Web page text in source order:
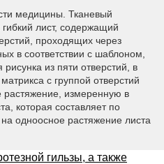
медицины. Тканевый
лист, содержащий
проходящих через
в соответствии с шаблоном,
из пяти отверстий, в
с группой отверстий
растяжение, измеренную в
которая составляет по
одноосное растяжение листа
гильзы, а также